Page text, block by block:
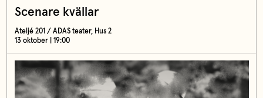
Scenare kvällar
Ateljé 201 / ADAS teater, Hus 2
13 oktober | 19:00